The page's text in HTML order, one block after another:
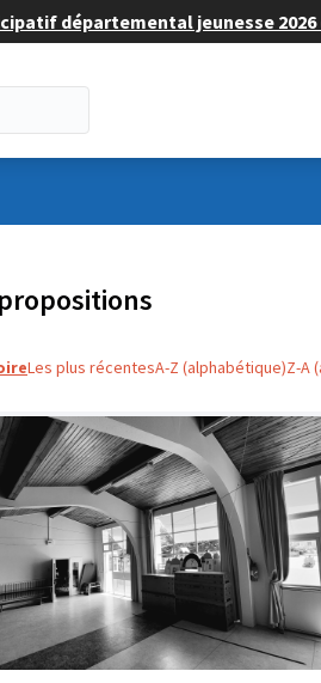
départemental jeunesse 2026
Les plus récentesA-Z (alphabétique)Z-A